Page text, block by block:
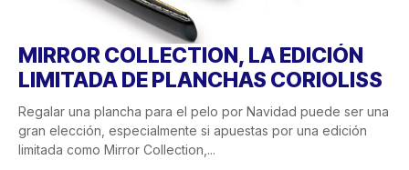
MIRROR COLLECTION, LA EDICIÓN
LIMITADA DE PLANCHAS CORIOLISS
Regalar una plancha para el pelo por Navidad puede ser una
gran elección, especialmente si apuestas por una edición
limitada como Mirror Collection,...